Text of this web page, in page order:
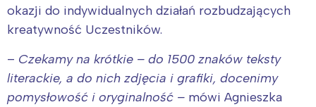
okazji do indywidualnych działań rozbudzających
kreatywność Uczestników.
– Czekamy na krótkie – do 1500 znaków teksty
literackie, a do nich zdjęcia i grafiki, docenimy
pomysłowość i oryginalność – mówi Agnieszka